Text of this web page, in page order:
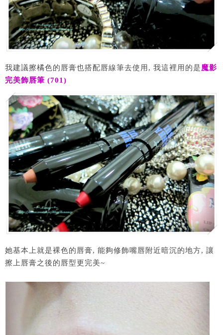
我建議擦橘色的唇膏也搭配唇線筆去使用, 我這裡用的是魔影
完美飾唇筆 (701)
她基本上就是裸色的唇膏, 能夠修飾嘴唇附近暗沉的地方, 讓
擦上唇膏之後的唇型更完美~